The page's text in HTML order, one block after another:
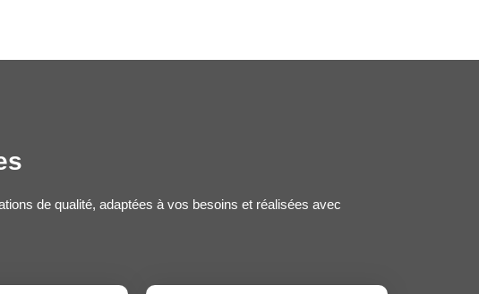
de qualité, adaptées à vos besoins et réalisées avec